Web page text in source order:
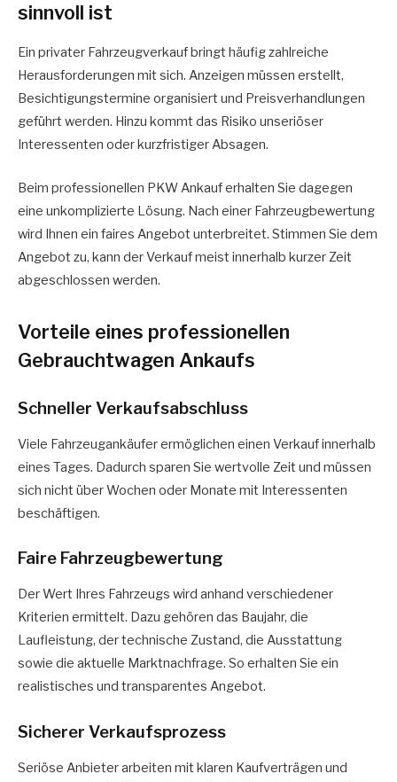
sinnvoll ist
Ein privater Fahrzeugverkauf bringt häufig zahlreiche
Herausforderungen mit sich. Anzeigen müssen erstellt,
Besichtigungstermine organisiert und Preisverhandlungen
geführt werden. Hinzu kommt das Risiko unseriöser
Interessenten oder kurzfristiger Absagen.
Beim professionellen PKW Ankauf erhalten Sie dagegen
eine unkomplizierte Lösung. Nach einer Fahrzeugbewertung
wird Ihnen ein faires Angebot unterbreitet. Stimmen Sie dem
Angebot zu, kann der Verkauf meist innerhalb kurzer Zeit
abgeschlossen werden.
Vorteile eines professionellen
Gebrauchtwagen Ankaufs
Schneller Verkaufsabschluss
Viele Fahrzeugankäufer ermöglichen einen Verkauf innerhalb
eines Tages. Dadurch sparen Sie wertvolle Zeit und müssen
sich nicht über Wochen oder Monate mit Interessenten
beschäftigen.
Faire Fahrzeugbewertung
Der Wert Ihres Fahrzeugs wird anhand verschiedener
Kriterien ermittelt. Dazu gehören das Baujahr, die
Laufleistung, der technische Zustand, die Ausstattung
sowie die aktuelle Marktnachfrage. So erhalten Sie ein
realistisches und transparentes Angebot.
Sicherer Verkaufsprozess
Seriöse Anbieter arbeiten mit klaren Kaufverträgen und